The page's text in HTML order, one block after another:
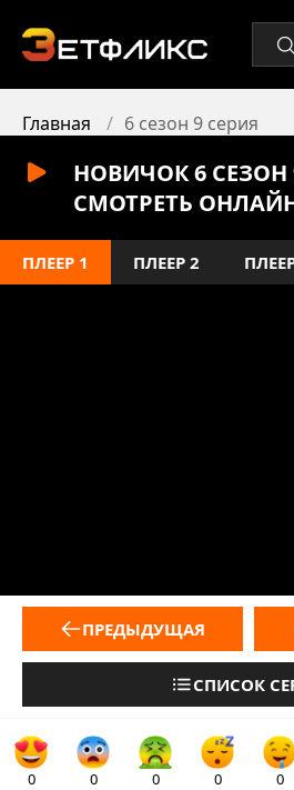
Главная 6 сезон 9 серия
НОВИЧОК 6 СЕЗОН
СМОТРЕТЬ
ПЛЕЕР 1 ПЛЕЕР 2
ПРЕДЫДУЩАЯ
СПИСОК
0 0 0 0 0